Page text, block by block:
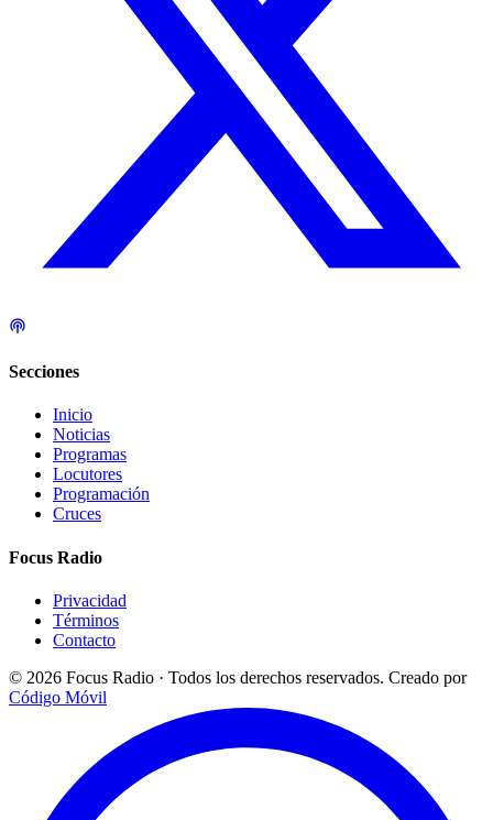
Secciones
Inicio
Noticias
Programas
Locutores
Programación
Cruces
Focus Radio
Privacidad
Términos
Contacto
© 2026 Focus Radio · Todos los derechos reservados. Creado por
Código Móvil